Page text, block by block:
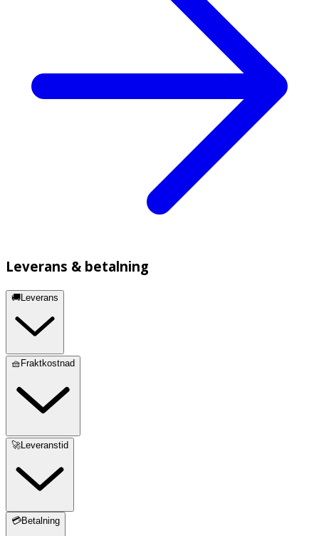
Leverans & betalning
🚚Leverans
🧺Fraktkostnad
🚀Leveranstid
💳Betalning